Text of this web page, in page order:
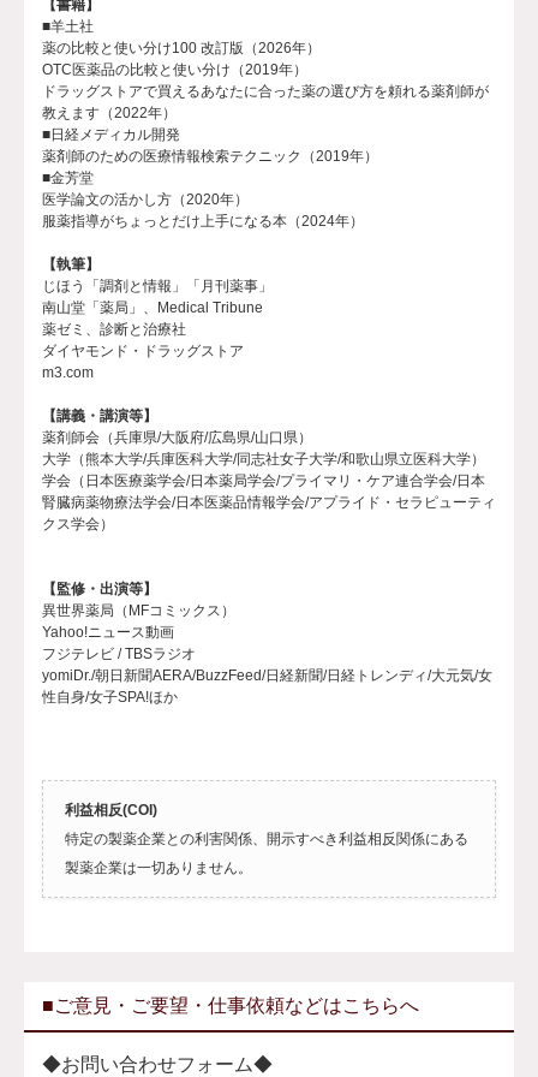
【書籍】
■羊土社
薬の比較と使い分け100 改訂版（2026年）
OTC医薬品の比較と使い分け（2019年）
ドラッグストアで買えるあなたに合った薬の選び方を頼れる薬剤師が
教えます（2022年）
■日経メディカル開発
薬剤師のための医療情報検索テクニック（2019年）
■金芳堂
医学論文の活かし方（2020年）
服薬指導がちょっとだけ上手になる本（2024年）
【執筆】
じほう「調剤と情報」「月刊薬事」
南山堂「薬局」、Medical Tribune
薬ゼミ、診断と治療社
ダイヤモンド・ドラッグストア
m3.com
【講義・講演等】
薬剤師会（兵庫県/大阪府/広島県/山口県）
大学（熊本大学/兵庫医科大学/同志社女子大学/和歌山県立医科大学）
学会（日本医療薬学会/日本薬局学会/プライマリ・ケア連合学会/日本
腎臓病薬物療法学会/日本医薬品情報学会/アプライド・セラピューティ
クス学会）
【監修・出演等】
異世界薬局（MFコミックス）
Yahoo!ニュース動画
フジテレビ / TBSラジオ
yomiDr./朝日新聞AERA/BuzzFeed/日経新聞/日経トレンディ/大元気/女
性自身/女子SPA!ほか
利益相反(COI)
特定の製薬企業との利害関係、開示すべき利益相反関係にある
製薬企業は一切ありません。
■ご意見・ご要望・仕事依頼などはこちらへ
◆お問い合わせフォーム◆